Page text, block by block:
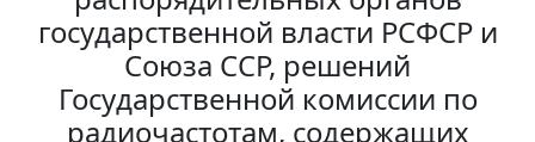
государственной власти РСФСР и
Союза ССР, решений
Государственной комиссии по
радиочастотам, содержащих